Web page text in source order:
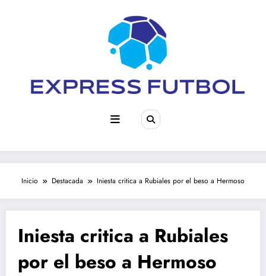
Inicio Destacada Iniesta critica a Rubiales por el beso a Hermoso
Iniesta critica a Rubiales
por el beso a Hermoso